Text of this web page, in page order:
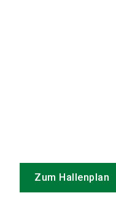
Zum Hallenplan